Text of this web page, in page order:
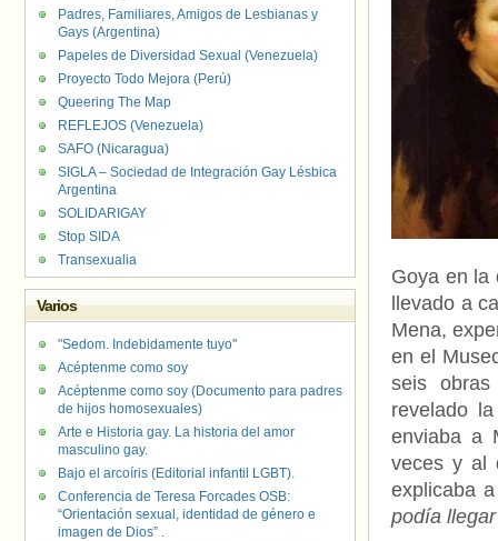
Goya en la
llevado a
Mena,
en el
seis
revelado
enviaba a
veces y al
explicaba
podía
Padres, Familiares, Amigos de Lesbianas y
Gays (Argentina)
Papeles de Diversidad Sexual (Venezuela)
Proyecto Todo Mejora (Perú)
Queering The Map
REFLEJOS (Venezuela)
SAFO (Nicaragua)
SIGLA – Sociedad de Integración Gay Lésbica
Argentina
SOLIDARIGAY
Stop SIDA
Transexualia
Varios
"Sedom. Indebidamente tuyo"
Acéptenme como soy
Acéptenme como soy (Documento para padres
de hijos homosexuales)
Arte e Historia gay. La historia del amor
masculino gay.
Bajo el arcoíris (Editorial infantil LGBT).
Conferencia de Teresa Forcades OSB:
“Orientación sexual, identidad de género e
imagen de Dios” .